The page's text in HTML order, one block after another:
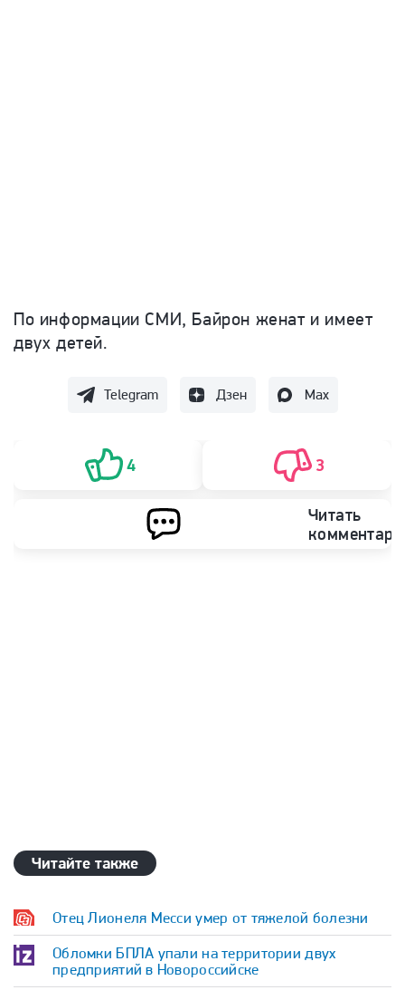
По информации СМИ, Байрон женат и имеет
двух детей.
Telegram Дзен Max
4 3
Читать
Читайте также
Отец Лионеля Месси умер от тяжелой болезни
Обломки БПЛА упали на территории двух
предприятий в Новороссийске